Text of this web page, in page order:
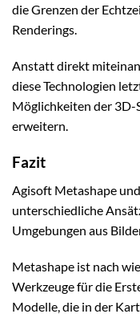
die Grenzen der
Renderings.
Anstatt direkt
diese Technologien
Möglichkeiten der 3D-
erweitern.
Fazit
Agisoft Metashape
unterschiedliche
Umgebungen aus
Metashape ist nach
Werkzeuge für die
Modelle, die in der